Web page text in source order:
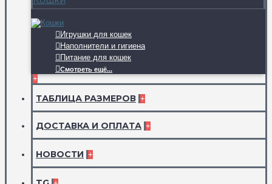
Игрушки для кошек
Наполнители и гигиена
Питание для кошек
Смотреть ещё...
+
ТАБЛИЦА РАЗМЕРОВ +
ДОСТАВКА И ОПЛАТА +
НОВОСТИ +